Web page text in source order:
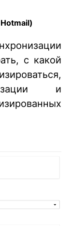
с какой
и